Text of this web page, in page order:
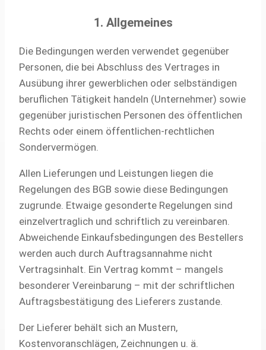
1. Allgemeines
Die Bedingungen werden verwendet gegenüber
Personen, die bei Abschluss des Vertrages in
Ausübung ihrer gewerblichen oder selbständigen
beruflichen Tätigkeit handeln (Unternehmer) sowie
gegenüber juristischen Personen des öffentlichen
Rechts oder einem öffentlichen-rechtlichen
Sondervermögen.
Allen Lieferungen und Leistungen liegen die
Regelungen des BGB sowie diese Bedingungen
zugrunde. Etwaige gesonderte Regelungen sind
einzelvertraglich und schriftlich zu vereinbaren.
Abweichende Einkaufsbedingungen des Bestellers
werden auch durch Auftragsannahme nicht
Vertragsinhalt. Ein Vertrag kommt – mangels
besonderer Vereinbarung – mit der schriftlichen
Auftragsbestätigung des Lieferers zustande.
Der Lieferer behält sich an Mustern,
Kostenvoranschlägen, Zeichnungen u. ä.